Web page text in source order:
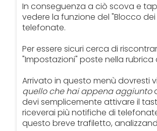
In conseguenza a ciò scova e
vedere la funzione del "Blocco
telefonate.
Per essere sicuri cerca di
"Impostazioni" poste nella
Arrivato in questo menù dovresti
quello che hai appena aggiunto
devi semplicemente attivare il
riceverai più notifiche di
questo breve trafiletto,